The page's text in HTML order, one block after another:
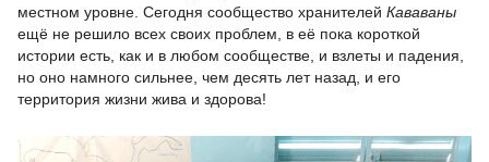
местном уровне. Сегодня сообщество хранителей Кававаны
ещё не решило всех своих проблем, в её пока короткой
истории есть, как и в любом сообществе, и взлеты и падения,
но оно намного сильнее, чем десять лет назад, и его
территория жизни жива и здорова!